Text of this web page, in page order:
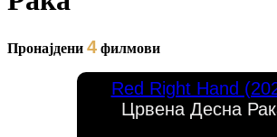
Пронајдени 4 филмови
Red Right Hand
Црвена Десна